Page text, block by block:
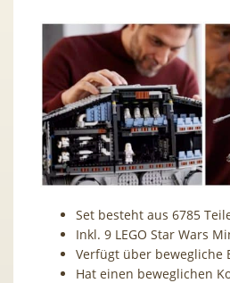
Set besteht aus 6785
Inkl. 9 LEGO Star Wars
Verfügt über bewegliche
Hat einen beweglichen